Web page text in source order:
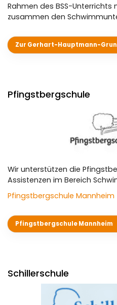
Rahmen des BSS-
zusammen den
Zur Gerhart-Hauptmann-
Pfingstbergschule
Wir unterstützen die
Assistenzen im Bereich
Pfingstbergschule Mannheim
Pfingstbergschule Mannheim
Schillerschule
Verantwortung
Service
Kontakt
Partner